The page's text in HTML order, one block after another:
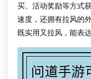
买、活动奖励等方式
速度，还拥有拉风的
既实用又拉风，能表